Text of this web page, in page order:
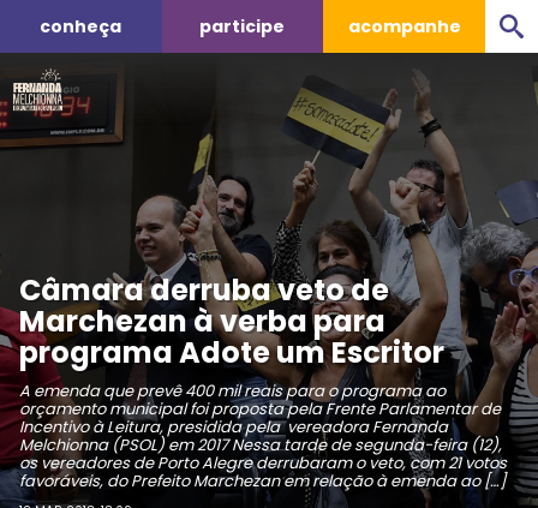
conheça participe acompanhe
Câmara derruba veto de
Marchezan à verba para
programa Adote um Escritor
A emenda que prevê 400 mil reais para o programa ao
orçamento municipal foi proposta pela Frente Parlamentar de
Incentivo à Leitura, presidida pela vereadora Fernanda
Melchionna (PSOL) em 2017 Nessa tarde de segunda-feira (12),
os vereadores de Porto Alegre derrubaram o veto, com 21 votos
favoráveis, do Prefeito Marchezan em relação à emenda ao […]